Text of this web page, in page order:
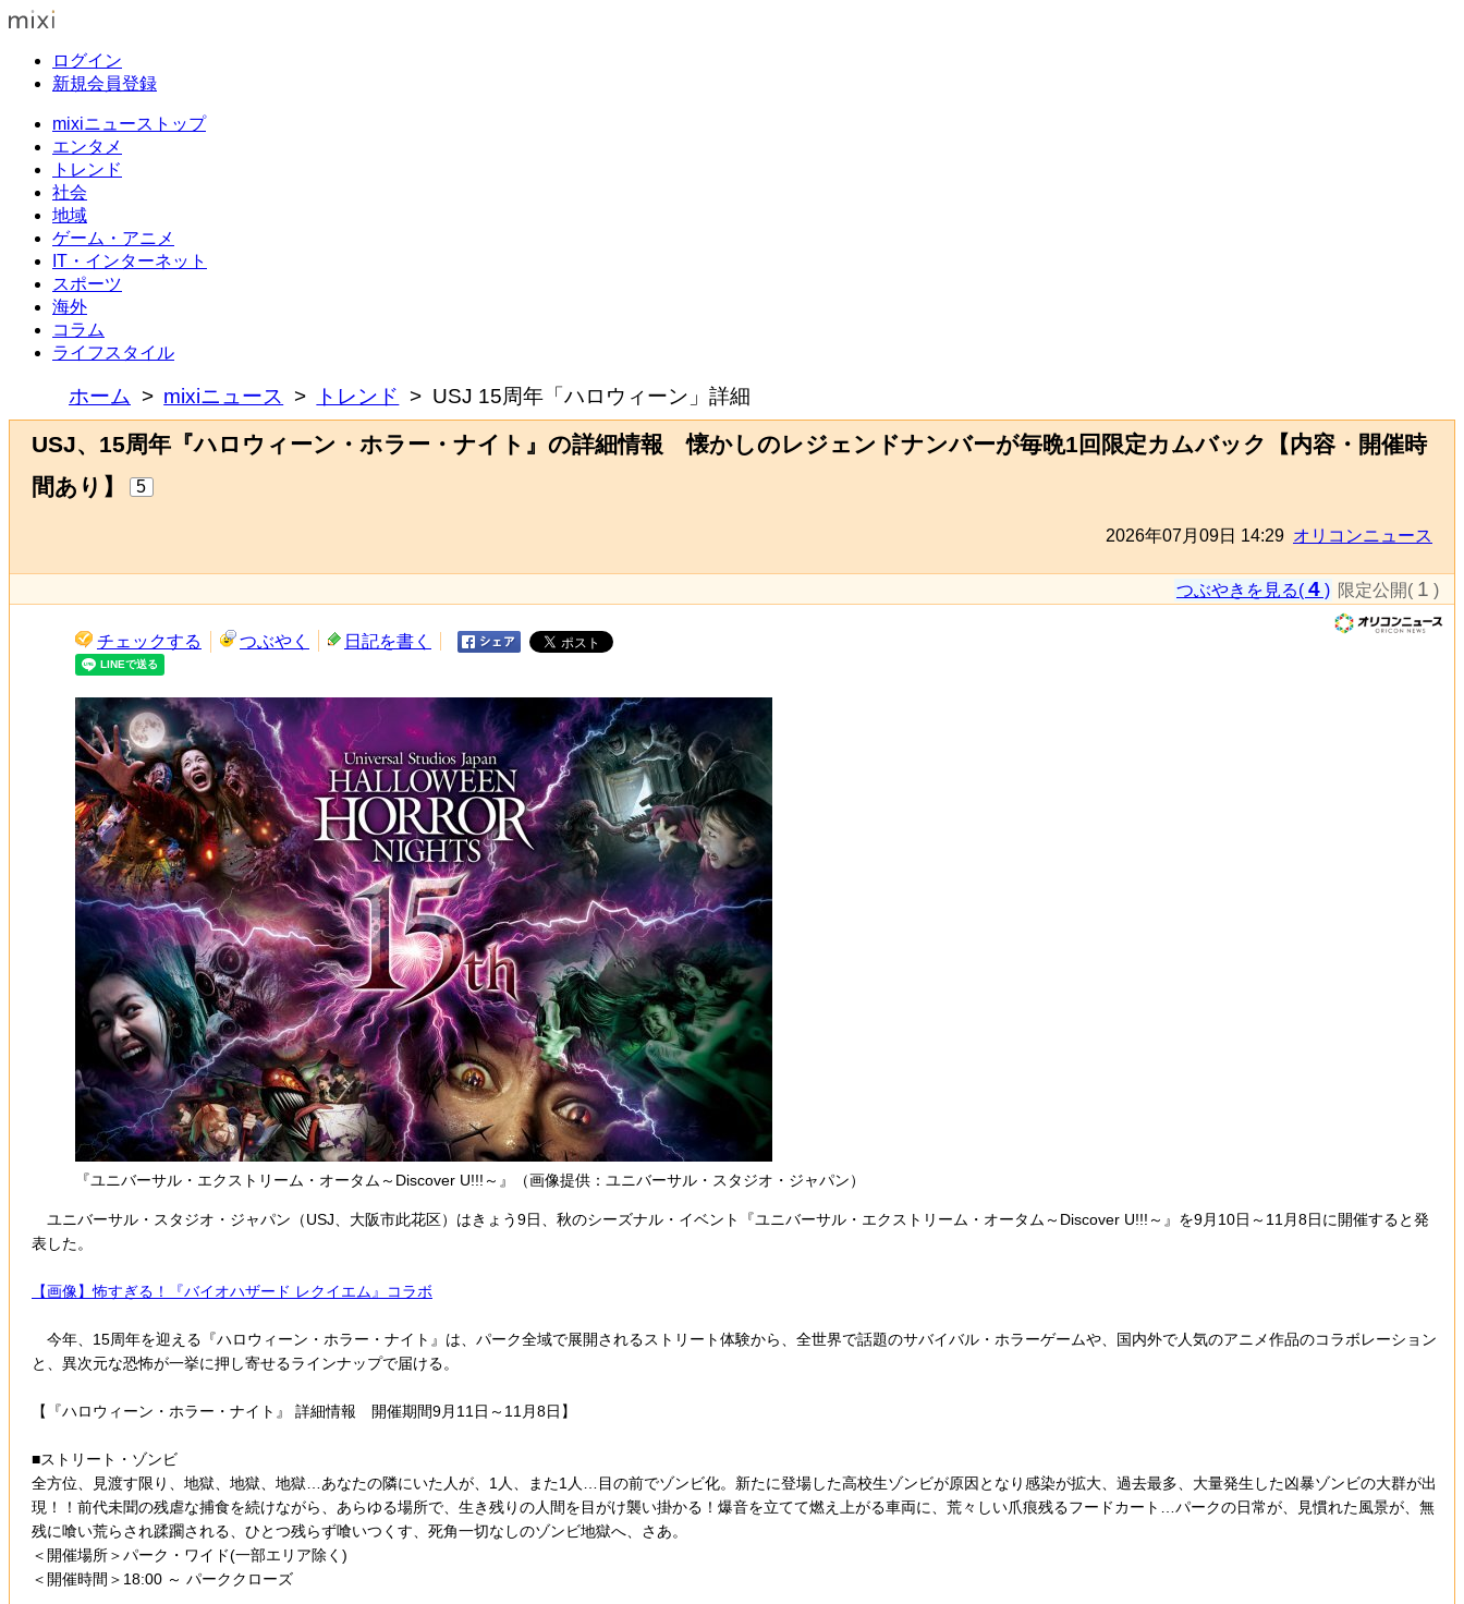
ログイン
新規会員登録
mixiニューストップ
エンタメ
トレンド
社会
地域
ゲーム・アニメ
IT・インターネット
スポーツ
海外
コラム
ライフスタイル
ホーム mixiニュース トレンド USJ 15周年「ハロウィーン」詳細
USJ、15周年『ハロウィーン・ホラー・ナイト』の詳細情報 懐かしのレジェンドナンバーが毎晩1回限定カムバック【内容・開催時
間あり】
5
2026年07月09日 14:29 オリコンニュース
つぶやきを見る( 4 ) 限定公開( 1 )
チェックする つぶやく 日記を書く
『ユニバーサル・エクストリーム・オータム～Discover U!!!～』（画像提供：ユニバーサル・スタジオ・ジャパン）
ユニバーサル・スタジオ・ジャパン（USJ、大阪市此花区）はきょう9日、秋のシーズナル・イベント『ユニバーサル・エクストリーム・オータム～Discover U!!!～』を9月10日～11月8日に開催すると発
表した。
【画像】怖すぎる！『バイオハザード レクイエム』コラボ
今年、15周年を迎える『ハロウィーン・ホラー・ナイト』は、パーク全域で展開されるストリート体験から、全世界で話題のサバイバル・ホラーゲームや、国内外で人気のアニメ作品のコラボレーション
と、異次元な恐怖が一挙に押し寄せるラインナップで届ける。
【『ハロウィーン・ホラー・ナイト』 詳細情報 開催期間9月11日～11月8日】
■ストリート・ゾンビ
全方位、見渡す限り、地獄、地獄、地獄…あなたの隣にいた人が、1人、また1人…目の前でゾンビ化。新たに登場した高校生ゾンビが原因となり感染が拡大、過去最多、大量発生した凶暴ゾンビの大群が出
現！！前代未聞の残虐な捕食を続けながら、あらゆる場所で、生き残りの人間を目がけ襲い掛かる！爆音を立てて燃え上がる車両に、荒々しい爪痕残るフードカート…パークの日常が、見慣れた風景が、無
残に喰い荒らされ蹂躙される、ひとつ残らず喰いつくす、死角一切なしのゾンビ地獄へ、さあ。
＜開催場所＞パーク・ワイド(一部エリア除く)
＜開催時間＞18:00 ～ パーククローズ